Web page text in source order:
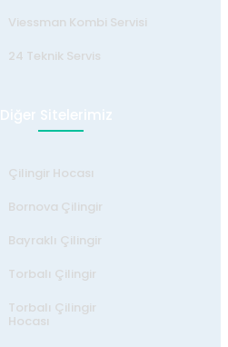
Viessman Kombi Servisi
24 Teknik Servis
Diğer Sitelerimiz
Çilingir Hocası
Bornova Çilingir
Bayraklı Çilingir
Torbalı Çilingir
Torbalı Çilingir
Hocası